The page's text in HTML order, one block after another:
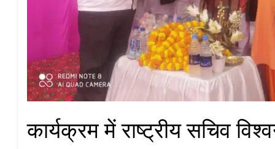
कार्यक्रम में राष्ट्रीय सचिव